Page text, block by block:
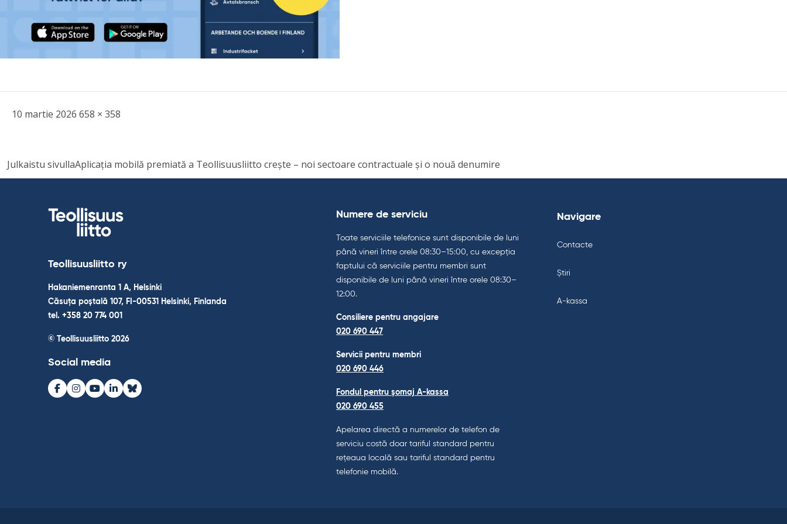
Kirjoitettu
10 martie 2026 Täysikokoinen
658 × 358
Navigare
articole
Julkaistu sivullaAplicația mobilă premiată a Teollisuusliitto crește – noi sectoare contractuale și o nouă denumire
Teollisuusliitto ry
Hakaniemenranta 1 A, Helsinki
Căsuța poștală 107, FI-00531 Helsinki, Finlanda
tel. +358 20 774 001
© Teollisuusliitto 2026
Social media
Facebook
Instagram
Youtube
LinkedInBluesky
Numere de serviciu
Toate serviciile telefonice sunt disponibile de luni
până vineri între orele 08:30–15:00, cu excepția
faptului că serviciile pentru membri sunt
disponibile de luni până vineri între orele 08:30–
12:00.
Consiliere pentru angajare
020 690 447
Servicii pentru membri
020 690 446
Fondul pentru șomaj A-kassa
020 690 455
Apelarea directă a numerelor de telefon de
serviciu costă doar tariful standard pentru
rețeaua locală sau tariful standard pentru
telefonie mobilă.
Navigare
Contacte
Știri
A-kassa